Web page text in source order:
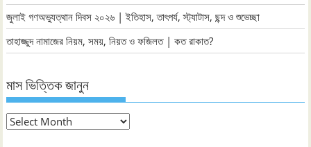
জুলাই গণঅভ্যুত্থান দিবস ২০২৬ | ইতিহাস, তাৎপর্য, স্ট্যাটাস, ছন্দ ও শুভেচ্ছা
তাহাজ্জুদ নামাজের নিয়ম, সময়, নিয়ত ও ফজিলত | কত রাকাত?
মাস ভিত্তিক জানুন
মাস